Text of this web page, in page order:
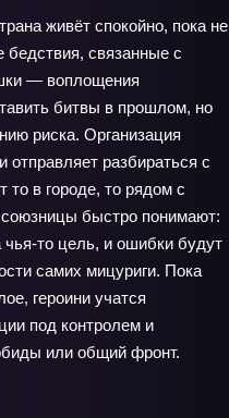
живёт спокойно, пока не
бедствия, связанные с
— воплощения
битвы в прошлом, но
риска. Организация
разбираться с
то в городе, то рядом с
быстро понимают:
цель, и ошибки будут
самих мицуриги. Пока
героини учатся
под контролем и
или общий фронт.